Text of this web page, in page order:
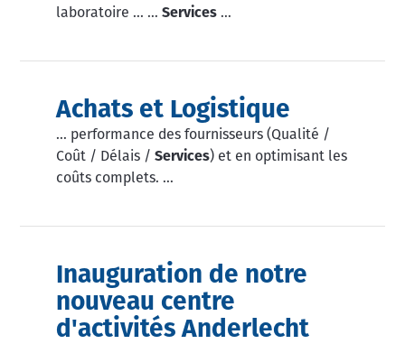
laboratoire ... …Services …
Achats et Logistique
… performance des fournisseurs (Qualité /
Coût / Délais /Services) et en optimisant les
coûts complets. …
Inauguration de notre
nouveau centre
d'activités Anderlecht